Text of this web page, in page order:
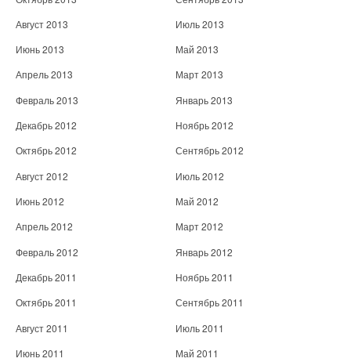
Август 2013
Июль 2013
Июнь 2013
Май 2013
Апрель 2013
Март 2013
Февраль 2013
Январь 2013
Декабрь 2012
Ноябрь 2012
Октябрь 2012
Сентябрь 2012
Август 2012
Июль 2012
Июнь 2012
Май 2012
Апрель 2012
Март 2012
Февраль 2012
Январь 2012
Декабрь 2011
Ноябрь 2011
Октябрь 2011
Сентябрь 2011
Август 2011
Июль 2011
Июнь 2011
Май 2011